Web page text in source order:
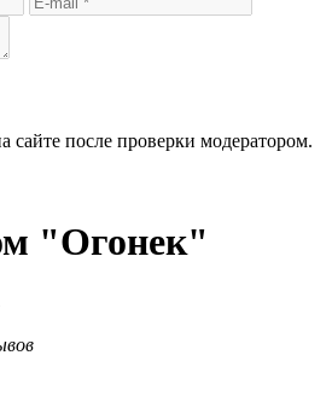
сайте после проверки модератором.
"Огонек"